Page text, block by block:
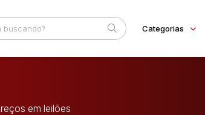
Categorias
em leilões